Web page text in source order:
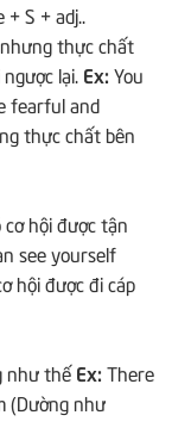
S + adj..
thực chất
lại. Ex: You
fearful and
thực chất bên
hội được tận
see yourself
hội được đi cáp
như thếEx: There
(Dường như